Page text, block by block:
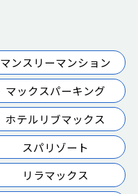
マンスリーマンション
マックスパーキング
ホテルリブマックス
スパリゾート
リラマックス